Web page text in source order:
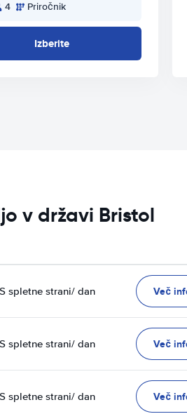
4 Priročnik
Izberite
v državi Bristol
S spletne strani/ dan Več
S spletne strani/ dan Več
S spletne strani/ dan Več